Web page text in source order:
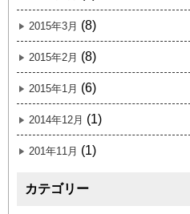
2015年3月 (8)
2015年2月 (8)
2015年1月 (6)
2014年12月 (1)
201年11月 (1)
カテゴリー